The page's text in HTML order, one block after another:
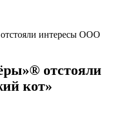
интересы ООО
отстояли
кот»